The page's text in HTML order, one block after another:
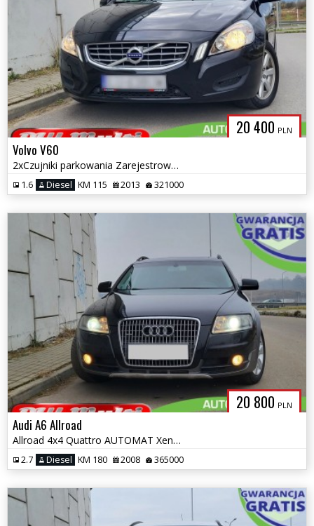
20 400 PLN
Volvo V60
2xCzujniki parkowania Zarejestrowany w PL ZAMIANA GWARANCJA!
1.6 Diesel KM 115 2013 321000
20 800 PLN
Audi A6 Allroad
Allroad 4x4 Quattro AUTOMAT Xenon Parktronic ZAMIANA GWARANCJA!
2.7 Diesel KM 180 2008 365000